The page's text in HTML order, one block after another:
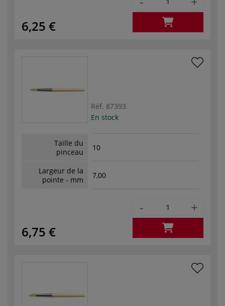
6,25 €
Réf. 87393
En stock
Taille du
pinceau
10
Largeur de la
pointe - mm
7,00
6,75 €
- +